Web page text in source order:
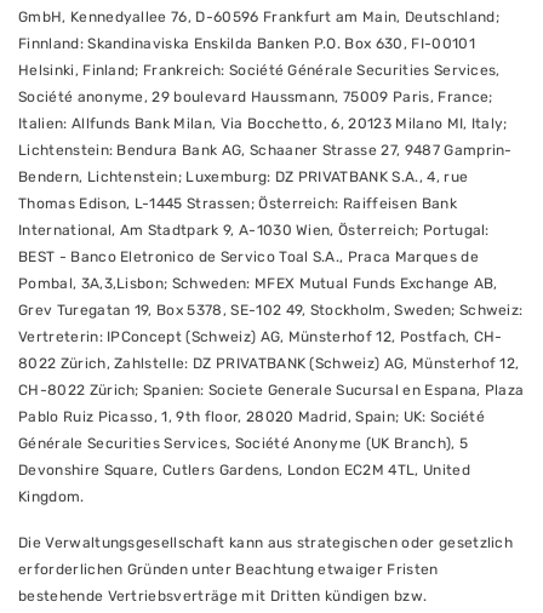
GmbH, Kennedyallee 76, D-60596 Frankfurt am Main, Deutschland;
Finnland: Skandinaviska Enskilda Banken P.O. Box 630, FI-00101
Helsinki, Finland; Frankreich: Société Générale Securities Services,
Société anonyme, 29 boulevard Haussmann, 75009 Paris, France;
Italien: Allfunds Bank Milan, Via Bocchetto, 6, 20123 Milano MI, Italy;
Lichtenstein: Bendura Bank AG, Schaaner Strasse 27, 9487 Gamprin-
Bendern, Lichtenstein; Luxemburg: DZ PRIVATBANK S.A., 4, rue
Thomas Edison, L-1445 Strassen; Österreich: Raiffeisen Bank
International, Am Stadtpark 9, A-1030 Wien, Österreich; Portugal:
BEST - Banco Eletronico de Servico Toal S.A., Praca Marques de
Pombal, 3A,3,Lisbon; Schweden: MFEX Mutual Funds Exchange AB,
Grev Turegatan 19, Box 5378, SE-102 49, Stockholm, Sweden; Schweiz:
Vertreterin: IPConcept (Schweiz) AG, Münsterhof 12, Postfach, CH-
8022 Zürich, Zahlstelle: DZ PRIVATBANK (Schweiz) AG, Münsterhof 12,
CH-8022 Zürich; Spanien: Societe Generale Sucursal en Espana, Plaza
Pablo Ruiz Picasso, 1, 9th floor, 28020 Madrid, Spain; UK: Société
Générale Securities Services, Société Anonyme (UK Branch), 5
Devonshire Square, Cutlers Gardens, London EC2M 4TL, United
Kingdom.
Die Verwaltungsgesellschaft kann aus strategischen oder gesetzlich
erforderlichen Gründen unter Beachtung etwaiger Fristen
bestehende Vertriebsverträge mit Dritten kündigen bzw.